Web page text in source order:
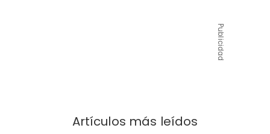
Publicidad
Artículos más leídos